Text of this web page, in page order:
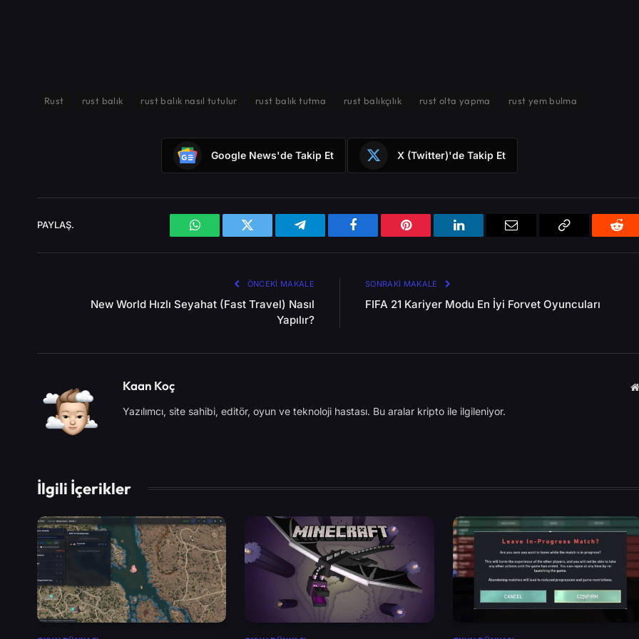
Rust rust balık rust balık nasıl tutulur rust balık tutma rust balıkçılık rust olta yapma rust yem bulma
Google News'de Takip Et X (Twitter)'de Takip Et
PAYLAŞ.
WhatsAppX
Telegram Facebook Pinterest LinkedIn Email
Bağlantıyı
ÖNCEKI MAKALE
New World Hızlı Seyahat (Fast Travel) Nasıl
Yapılır?
SONRAKI MAKALE
FIFA 21 Kariyer Modu En İyi Forvet Oyuncuları
Kaan Koç
Yazılımcı, site sahibi, editör, oyun ve teknoloji hastası. Bu aralar kripto ile ilgileniyor.
İlgili İçerikler